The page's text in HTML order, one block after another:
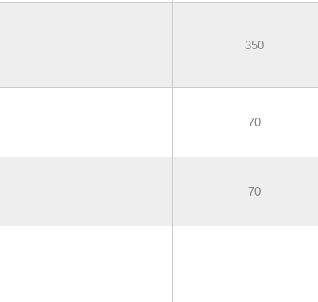
350
70
70